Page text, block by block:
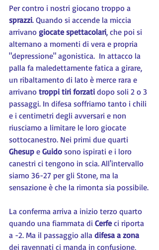
Per contro i nostri giocano troppo a
sprazzi. Quando si accende la miccia
arrivano giocate spettacolari, che poi si
alternano a momenti di vera e propria
"depressione" agonistica.  In attacco la
palla fa maledettamente fatica a girare,
un ribaltamento di lato è merce rara e
arrivano troppi tiri forzati dopo soli 2 o 3
passaggi. In difesa soffriamo tanto i chili
e i centimetri degli avversari e non
riusciamo a limitare le loro giocate
sottocanestro. Nei primi due quarti
Ghesup e Guido sono ispirati e i loro
canestri ci tengono in scia. All'intervallo
siamo 36-27 per gli Stone, ma la
sensazione è che la rimonta sia possibile.
La conferma arriva a inizio terzo quarto
quando una fiammata di Cerfe ci riporta
a -2. Ma il passaggio alla difesa a zona
dei ravennati ci manda in confusione,